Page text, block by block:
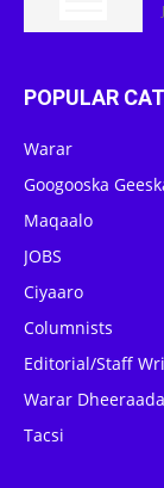
POPULAR
Warar
Googooska
Maqaalo
JOBS
Ciyaaro
Columnists
Editorial/Staff
Warar Dheeraada
Tacsi